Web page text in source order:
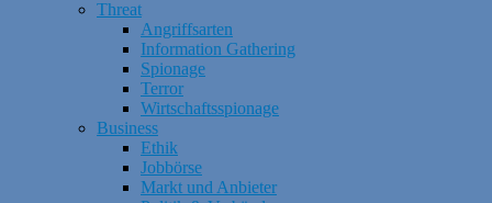
Threat
Angriffsarten
Information Gathering
Spionage
Terror
Wirtschaftsspionage
Business
Ethik
Jobbörse
Markt und Anbieter